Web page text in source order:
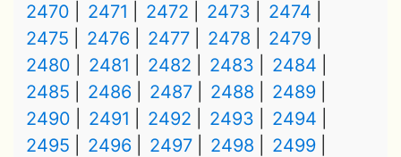
2470
2471 2472 2473
2474
2475
2476 2477 2478
2479
2480
2481 2482 2483
2484
2485
2486 2487 2488
2489
2490
2491 2492 2493
2494
2495
2496 2497 2498
2499